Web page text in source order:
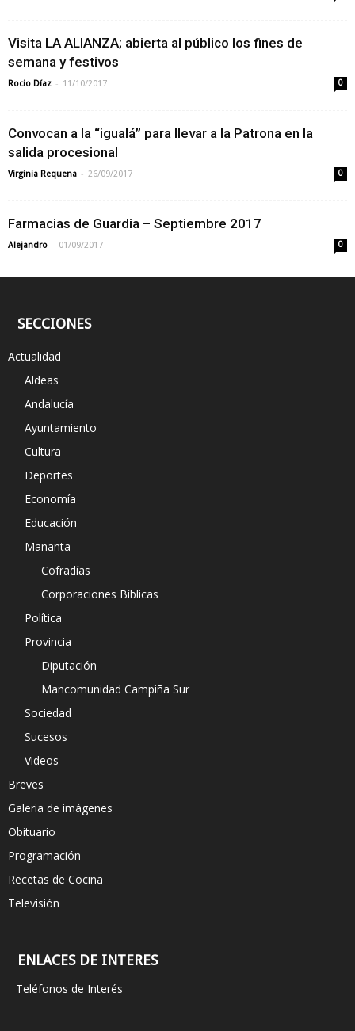
Visita LA ALIANZA; abierta al público los fines de
semana y festivos
Rocio Díaz - 11/10/2017 0
Convocan a la “igualá” para llevar a la Patrona en la
salida procesional
Virginia Requena - 26/09/2017 0
Farmacias de Guardia – Septiembre 2017
Alejandro - 01/09/2017 0
SECCIONES
Actualidad
Aldeas
Andalucía
Ayuntamiento
Cultura
Deportes
Economía
Educación
Mananta
Cofradías
Corporaciones Bíblicas
Política
Provincia
Diputación
Mancomunidad Campiña Sur
Sociedad
Sucesos
Videos
Breves
Galeria de imágenes
Obituario
Programación
Recetas de Cocina
Televisión
ENLACES DE INTERES
Teléfonos de Interés